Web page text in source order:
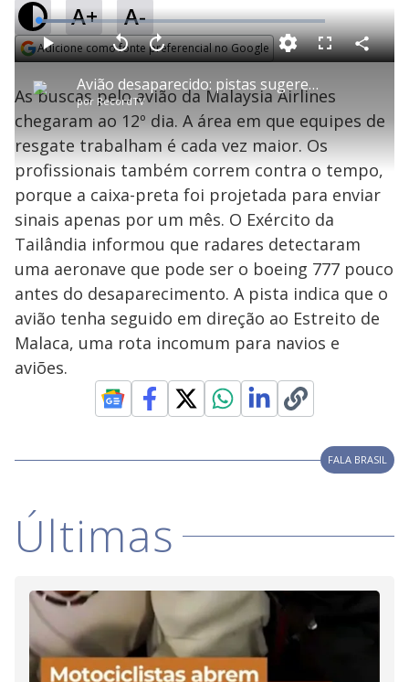
A+ A-
Adicione como fonte preferencial no Google
P
l
a
y
V
i
d
e
o
Avião desaparecido: pistas sugerem que aeronave tenha voado para o sul
por RecordTV
P V
t
a
r
1
0
e
g
n
d
s
A
n
ç
a
1
s
e
u
n
o
s
M
u
L
o
a
d
e
2
.
6
9
F
s
c
e
n
C
o
As buscas pelo avião da Malaysia Airlines
chegaram ao 12º dia. A área em que equipes de
resgate trabalham é cada vez maior. Os
profissionais também correm contra o tempo,
porque a caixa-preta foi projetada para enviar
sinais apenas por um mês. O Exército da
Tailândia informou que radares detectaram
uma aeronave que pode ser o boeing 777 pouco
antes do desaparecimento. A pista indica que o
avião tenha seguido em direção ao Estreito de
Malaca, uma rota incomum para navios e
aviões.
FALA BRASIL
Últimas